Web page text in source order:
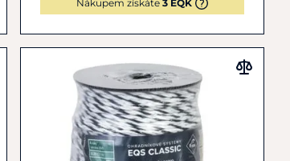
Nákupem získáte 3 EQK